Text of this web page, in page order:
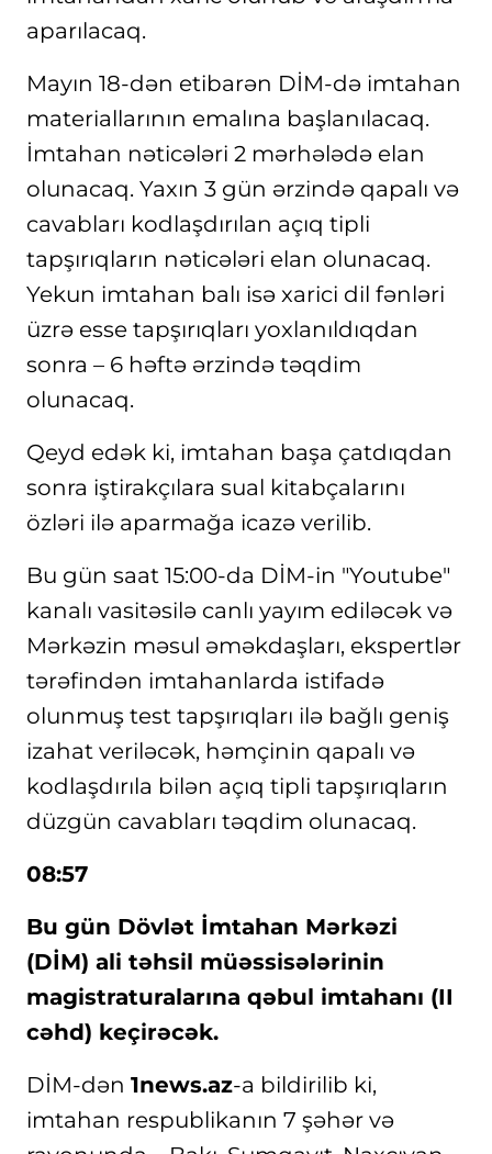
aparılacaq.
Mayın 18-dən etibarən DİM-də imtahan
materiallarının emalına başlanılacaq.
İmtahan nəticələri 2 mərhələdə elan
olunacaq. Yaxın 3 gün ərzində qapalı və
cavabları kodlaşdırılan açıq tipli
tapşırıqların nəticələri elan olunacaq.
Yekun imtahan balı isə xarici dil fənləri
üzrə esse tapşırıqları yoxlanıldıqdan
sonra – 6 həftə ərzində təqdim
olunacaq.
Qeyd edək ki, imtahan başa çatdıqdan
sonra iştirakçılara sual kitabçalarını
özləri ilə aparmağa icazə verilib.
Bu gün saat 15:00-da DİM-in "Youtube"
kanalı vasitəsilə canlı yayım ediləcək və
Mərkəzin məsul əməkdaşları, ekspertlər
tərəfindən imtahanlarda istifadə
olunmuş test tapşırıqları ilə bağlı geniş
izahat veriləcək, həmçinin qapalı və
kodlaşdırıla bilən açıq tipli tapşırıqların
düzgün cavabları təqdim olunacaq.
08:57
Bu gün Dövlət İmtahan Mərkəzi
(DİM) ali təhsil müəssisələrinin
magistraturalarına qəbul imtahanı (II
cəhd) keçirəcək.
DİM-dən 1news.az-a bildirilib ki,
imtahan respublikanın 7 şəhər və